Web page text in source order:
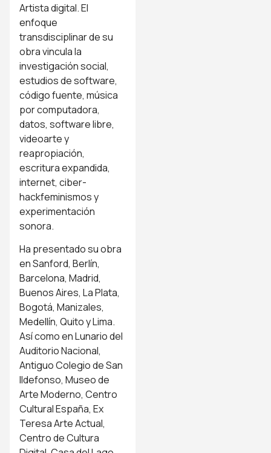
Artista digital. El
enfoque
transdisciplinar de su
obra vincula la
investigación social,
estudios de software,
código fuente, música
por computadora,
datos, software libre,
videoarte y
reapropiación,
escritura expandida,
internet, ciber-
hackfeminismos y
experimentación
sonora.
Ha presentado su obra
en Sanford, Berlín,
Barcelona, Madrid,
Buenos Aires, La Plata,
Bogotá, Manizales,
Medellín, Quito y Lima.
Así como en Lunario del
Auditorio Nacional,
Antiguo Colegio de San
Ildefonso, Museo de
Arte Moderno, Centro
Cultural España, Ex
Teresa Arte Actual,
Centro de Cultura